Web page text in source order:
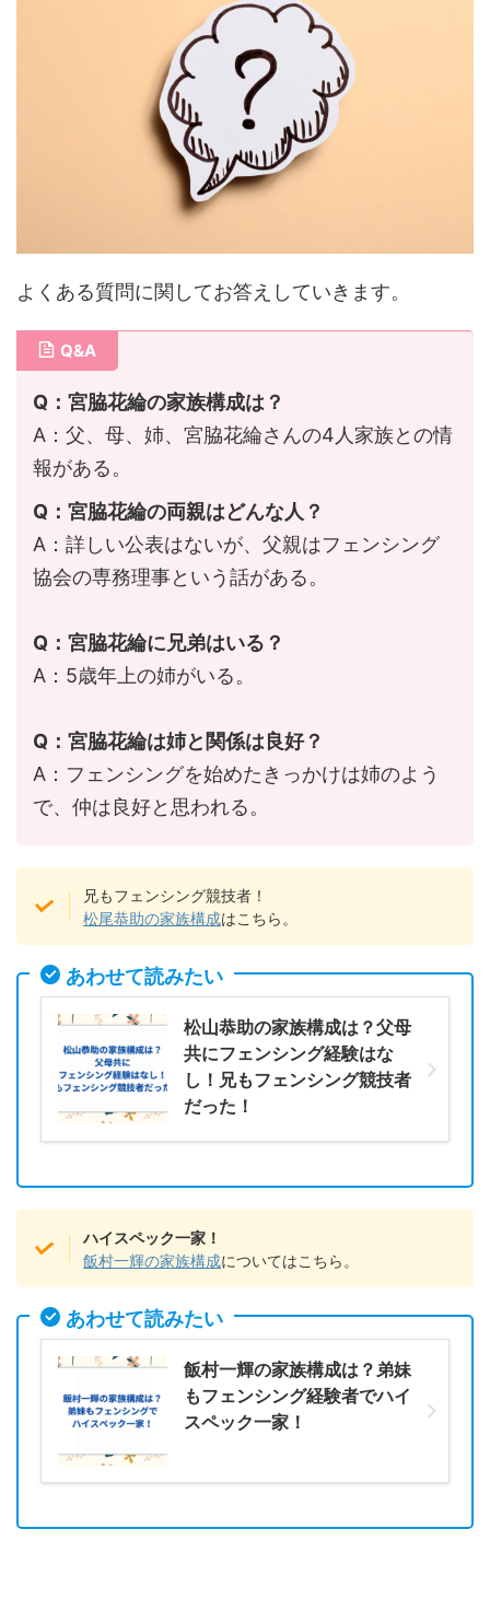
よくある質問に関してお答えしていきます。
Q&A
Q：宮脇花綸の家族構成は？
A：父、母、姉、宮脇花綸さんの4人家族との情
報がある。
Q：宮脇花綸の両親はどんな人？
A：詳しい公表はないが、父親はフェンシング
協会の専務理事という話がある。
Q：宮脇花綸に兄弟はいる？
A：5歳年上の姉がいる。
Q：宮脇花綸は姉と関係は良好？
A：フェンシングを始めたきっかけは姉のよう
で、仲は良好と思われる。
兄もフェンシング競技者！
松尾恭助の家族構成はこちら。
あわせて読みたい
松山恭助の家族構成は？父母
共にフェンシング経験はな
し！兄もフェンシング競技者
だった！
ハイスペック一家！
飯村一輝の家族構成についてはこちら。
あわせて読みたい
飯村一輝の家族構成は？弟妹
もフェンシング経験者でハイ
スペック一家！